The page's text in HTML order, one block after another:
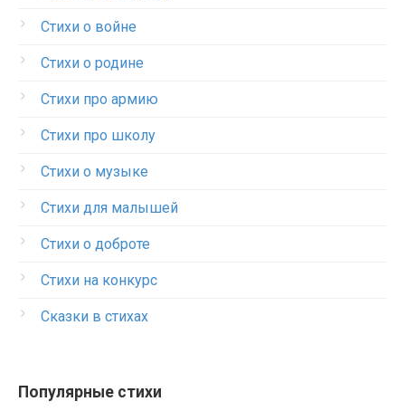
Стихи о войне
Стихи о родине
Стихи про армию
Стихи про школу
Стихи о музыке
Стихи для малышей
Стихи о доброте
Стихи на конкурс
Сказки в стихах
Популярные стихи